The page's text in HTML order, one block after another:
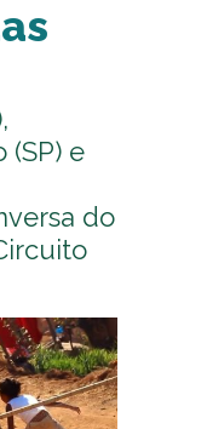
(SP) e
do